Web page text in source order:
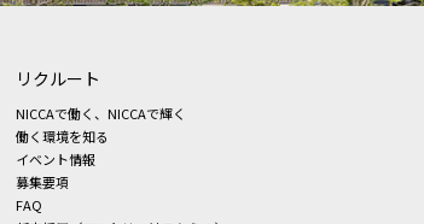
リクルート
NICCAで働く、NICCAで輝く
働く環境を知る
イベント情報
募集要項
FAQ